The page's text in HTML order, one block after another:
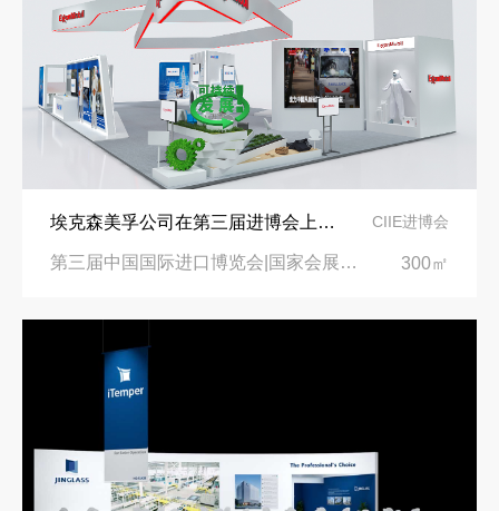
埃克森美孚公司在第三届进博会上展示非凡的展台搭建设计 CIIE进博会
第三届中国国际进口博览会|国家会展中心 300㎡